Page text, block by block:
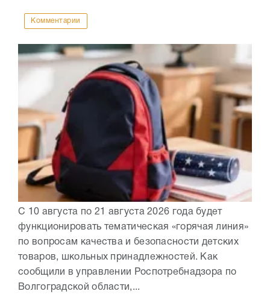
Комментарии
С 10 августа по 21 августа 2026 года будет
функционировать тематическая «горячая линия»
по вопросам качества и безопасности детских
товаров, школьных принадлежностей. Как
сообщили в управлении Роспотребнадзора по
Волгоградской области,...